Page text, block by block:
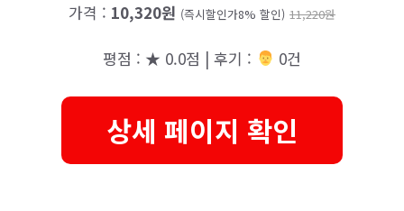
가격 : 10,320원 (즉시할인가8% 할인) 11,220원
평점 : ★ 0.0점 | 후기 : ‍‍ 0건
상세 페이지 확인